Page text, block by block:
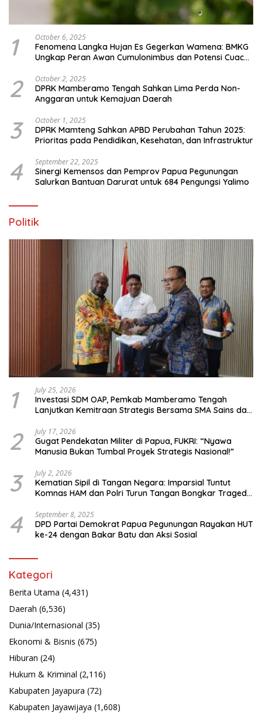
1 October 6, 2025
Fenomena Langka Hujan Es Gegerkan Wamena: BMKG
Ungkap Peran Awan Cumulonimbus dan Potensi Cuaca
2 October 2, 2025
DPRK Mamberamo Tengah Sahkan Lima Perda Non-
Anggaran untuk Kemajuan Daerah
3 October 1, 2025
DPRK Mamteng Sahkan APBD Perubahan Tahun 2025:
Prioritas pada Pendidikan, Kesehatan, dan Infrastruktur
4 September 22, 2025
Sinergi Kemensos dan Pemprov Papua Pegunungan
Salurkan Bantuan Darurat untuk 684 Pengungsi Yalimo
Politik
1 July 25, 2026
Investasi SDM OAP, Pemkab Mamberamo Tengah
Lanjutkan Kemitraan Strategis Bersama SMA Sains dan
2 July 17, 2026
Gugat Pendekatan Militer di Papua, FUKRI: “Nyawa
Manusia Bukan Tumbal Proyek Strategis Nasional!”
3 July 2, 2026
Kematian Sipil di Tangan Negara: Imparsial Tuntut
Komnas HAM dan Polri Turun Tangan Bongkar Tragedi
4 September 8, 2025
DPD Partai Demokrat Papua Pegunungan Rayakan HUT
ke-24 dengan Bakar Batu dan Aksi Sosial
Kategori
Berita Utama (4,431)
Daerah (6,536)
Dunia/Internasional (35)
Ekonomi & Bisnis (675)
Hiburan (24)
Hukum & Kriminal (2,116)
Kabupaten Jayapura (72)
Kabupaten Jayawijaya (1,608)